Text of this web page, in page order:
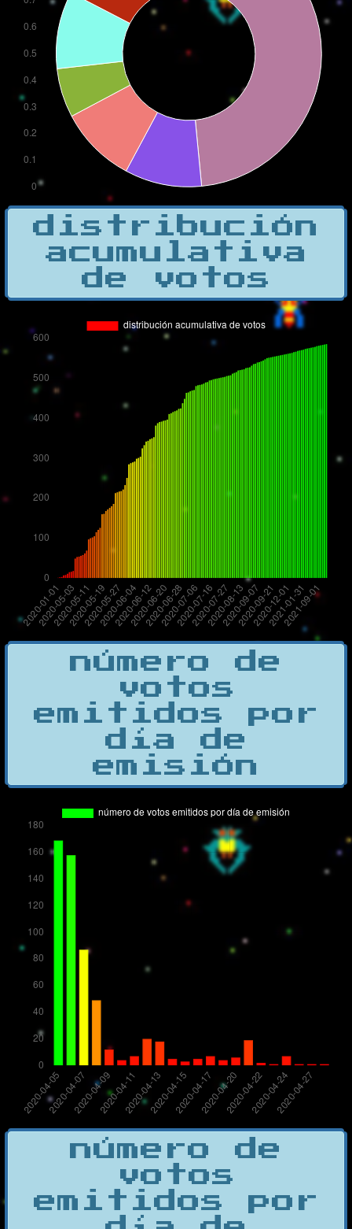
distribución
acumulativa
de votos
número de
votos
emitidos por
día de
emisión
número de
votos
emitidos por